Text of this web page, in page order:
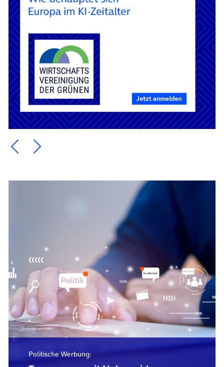
Ein Element zurück blättern
Ein Element weiter blättern
Politische Werbung: